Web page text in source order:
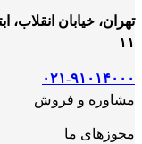
تهران، خیابان انقلاب،
۱۱
۰۲۱-۹۱۰۱۴۰۰۰
مشاوره و فروش
مجوزهای ما